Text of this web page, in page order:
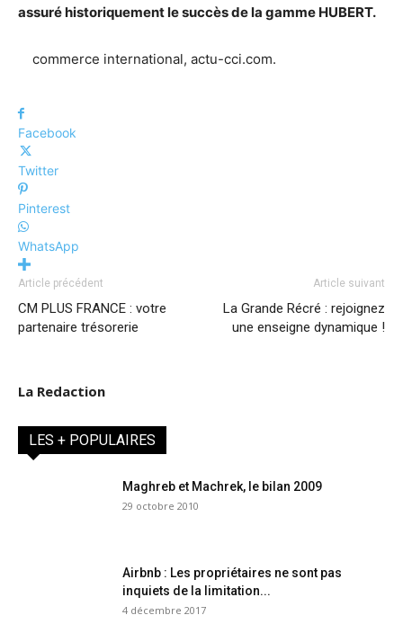
assuré historiquement le succès de la gamme HUBERT.
commerce international, actu-cci.com.
Facebook
Twitter
Pinterest
WhatsApp
Article précédent
CM PLUS FRANCE : votre
partenaire trésorerie
Article suivant
La Grande Récré : rejoignez
une enseigne dynamique !
La Redaction
LES + POPULAIRES
Maghreb et Machrek, le bilan 2009
29 octobre 2010
Airbnb : Les propriétaires ne sont pas
inquiets de la limitation...
4 décembre 2017